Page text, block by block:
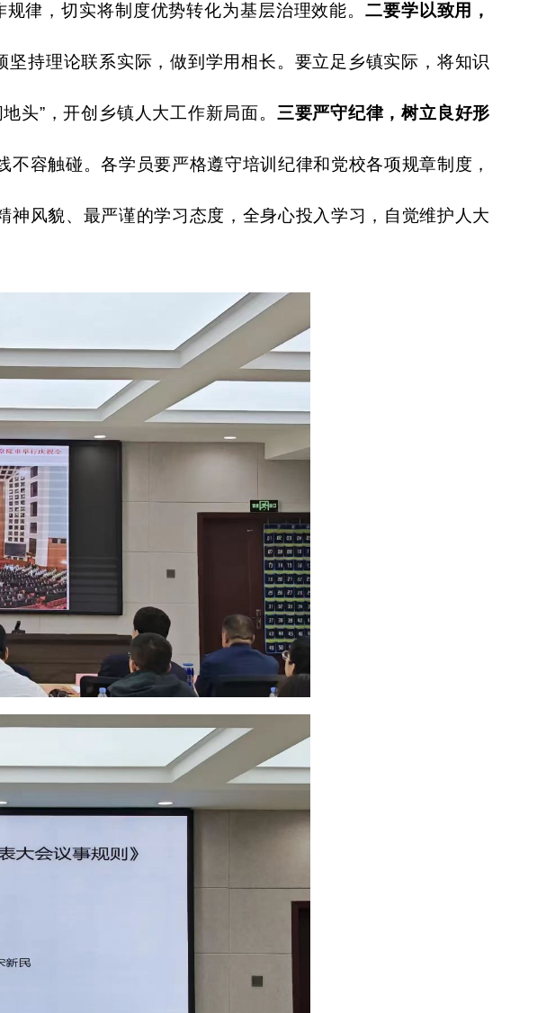
规律，切实将制度优势转化为基层治理效能。二要学以致用，
坚持理论联系实际，做到学用相长。要立足乡镇实际，将知识
头”，开创乡镇人大工作新局面。 三要严守纪律，树立良好形
容触碰。各学员要严格遵守培训纪律和党校各项规章制度，
风貌、最严谨的学习态度，全身心投入学习，自觉维护人大